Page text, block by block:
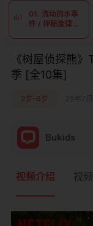
01. 流动的水事
件 / 神秘旋律事
《树屋侦探熊
季 [全10集]
2岁-6岁 25年7
Bukids
视频介绍 视